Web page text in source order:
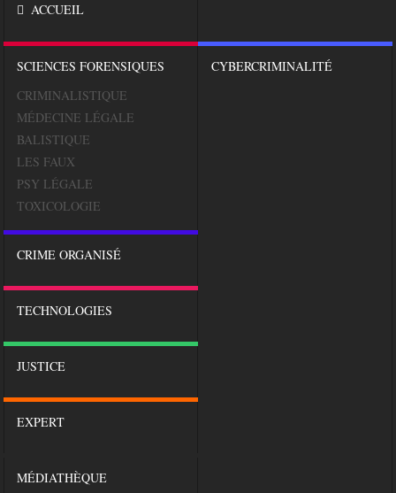
ACCUEIL
SCIENCES FORENSIQUES
CRIMINALISTIQUE
MÉDECINE LÉGALE
BALISTIQUE
LES FAUX
PSY LÉGALE
TOXICOLOGIE
CYBERCRIMINALITÉ
CRIME ORGANISÉ
TECHNOLOGIES
JUSTICE
EXPERT
MÉDIATHÈQUE